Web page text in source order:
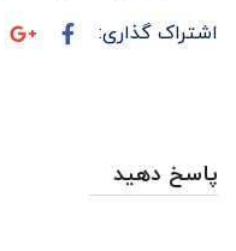
اشتراک گذاری:
پاسخ دهید